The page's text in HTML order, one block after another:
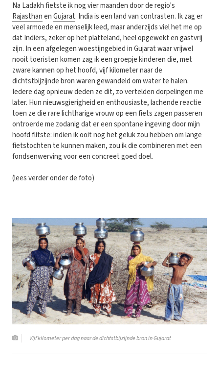
Na Ladakh fietste ik nog vier maanden door de regio's
RajasthanenGujarat. India is een land van contrasten. Ik zag er
veel armoede en menselijk leed, maar anderzijds viel het me op
dat Indiërs, zeker op het platteland, heel opgewekt en gastvrij
zijn. In een afgelegen woestijngebied in Gujarat waar vrijwel
nooit toeristen komen zag ik een groepje kinderen die, met
zware kannen op het hoofd, vijf kilometer naar de
dichtstbijzijnde bron waren gewandeld om water te halen.
Iedere dag opnieuw deden ze dit, zo vertelden dorpelingen me
later. Hun nieuwsgierigheid en enthousiaste, lachende reactie
toen ze die rare lichtharige vrouw op een fiets zagen passeren
ontroerde me zodanig dat er een spontane ingeving door mijn
hoofd flitste: indien ik ooit nog het geluk zou hebben om lange
fietstochten te kunnen maken, zou ik die combineren met een
fondsenwerving voor een concreet goed doel.
(lees verder onder de foto)
Vijf kilometer per dag naar de dichtstbijzijnde bron in Gujarat